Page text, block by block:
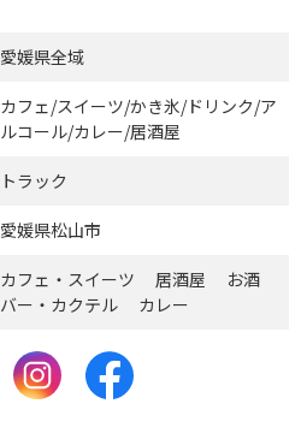
愛媛県全域
カフェ/スイーツ/かき氷/ドリンク/ア
ルコール/カレー/居酒屋
トラック
愛媛県松山市
カフェ・スイーツ 居酒屋 お酒
バー・カクテル カレー